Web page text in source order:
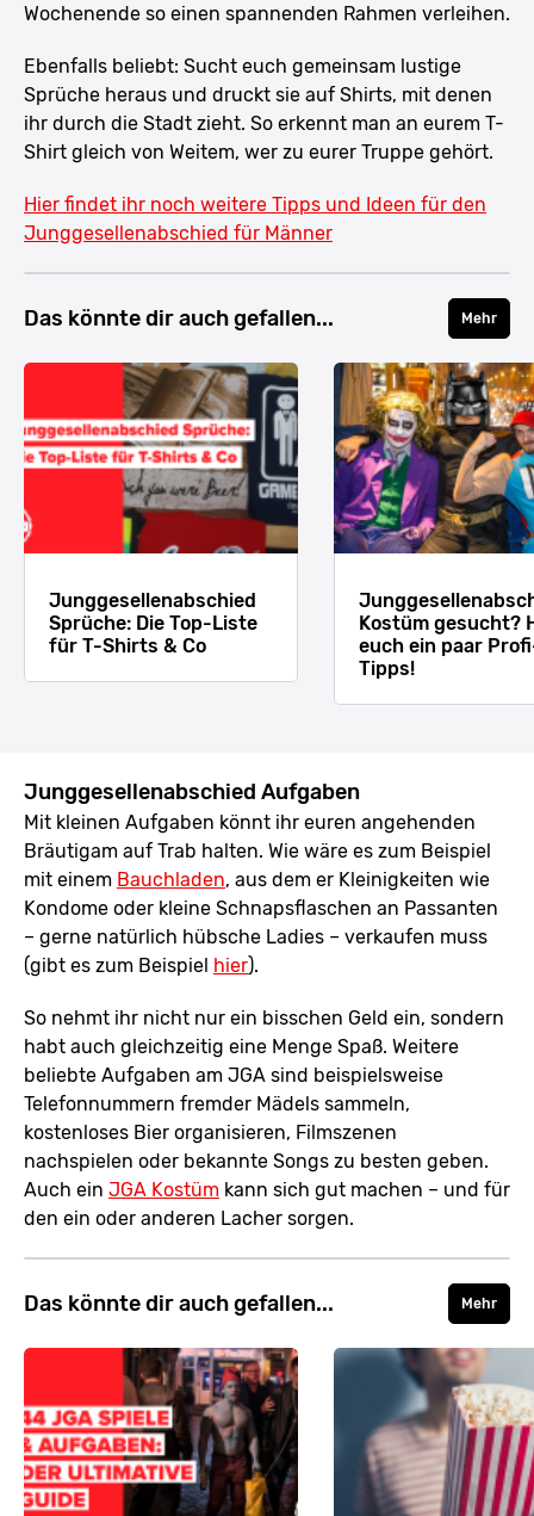
Wochenende so einen spannenden Rahmen verleihen.
Ebenfalls beliebt: Sucht euch gemeinsam lustige
Sprüche heraus und druckt sie auf Shirts, mit denen
ihr durch die Stadt zieht. So erkennt man an eurem T-
Shirt gleich von Weitem, wer zu eurer Truppe gehört.
Hier findet ihr noch weitere Tipps und Ideen für den
Junggesellenabschied für Männer
Das könnte dir auch gefallen... Mehr
Junggesellenabschied
Sprüche: Die Top-Liste
für T-Shirts & Co
Kostüm gesucht?
euch ein paar
Tipps!
Junggesellenabschied Aufgaben
Mit kleinen Aufgaben könnt ihr euren angehenden
Bräutigam auf Trab halten. Wie wäre es zum Beispiel
mit einem Bauchladen, aus dem er Kleinigkeiten wie
Kondome oder kleine Schnapsflaschen an Passanten
– gerne natürlich hübsche Ladies – verkaufen muss
(gibt es zum Beispiel hier).
So nehmt ihr nicht nur ein bisschen Geld ein, sondern
habt auch gleichzeitig eine Menge Spaß. Weitere
beliebte Aufgaben am JGA sind beispielsweise
Telefonnummern fremder Mädels sammeln,
kostenloses Bier organisieren, Filmszenen
nachspielen oder bekannte Songs zu besten geben.
Auch ein JGA Kostüm kann sich gut machen – und für
den ein oder anderen Lacher sorgen.
Das könnte dir auch gefallen... Mehr